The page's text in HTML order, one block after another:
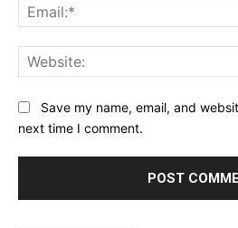
Save my name, email, and
next time I comment.